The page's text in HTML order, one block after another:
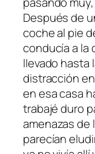
Después de
coche al pie
conducía a la
llevado hasta
distracción
en esa casa
trabajé duro
amenazas de
parecían